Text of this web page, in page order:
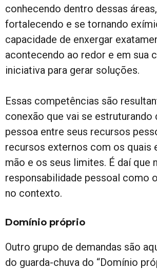
conhecendo dentro dessas
fortalecendo e se tornando
capacidade de enxergar
acontecendo ao redor e em sua
iniciativa para gerar soluções.
Essas competências são
conexão que vai se estruturando
pessoa entre seus recursos
recursos externos com os quais
mão e os seus limites. É daí que
responsabilidade pessoal como
no contexto.
Domínio próprio
Outro grupo de demandas são
do guarda-chuva do “Domínio